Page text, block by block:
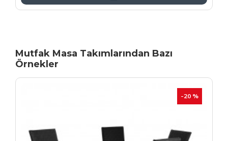
Mutfak Masa Takımlarından Bazı
Örnekler
İNDIRIM
-20 %